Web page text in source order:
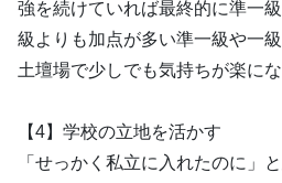
強を続けていれば最終的に準一
級よりも加点が多い準一級や一
土壇場で少しでも気持ちが楽にな
【4】学校の立地を活かす
「せっかく私立に入れたのに」